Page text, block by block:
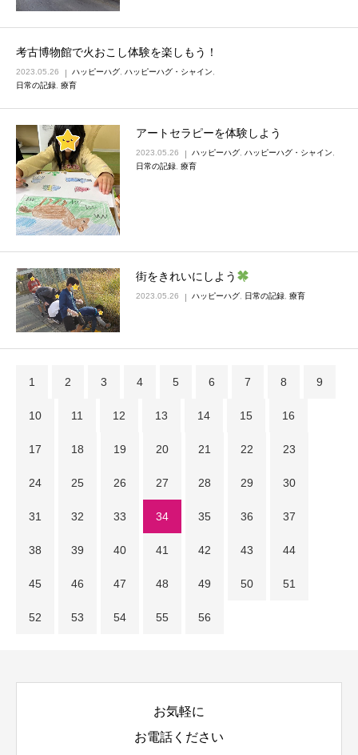
考古博物館で火おこし体験を楽しもう！
2023.05.26 ハッピーハグ, ハッピーハグ・シャイン,
日常の記録, 療育
アートセラピーを体験しよう
2023.05.26 ハッピーハグ, ハッピーハグ・シャイン,
日常の記録, 療育
街をきれいにしよう
2023.05.26 ハッピーハグ, 日常の記録, 療育
1 2 3 4 5 6 7 8 9
10 11 12 13 14 15 16
17 18 19 20 21 22 23
24 25 26 27 28 29 30
31 32 33 34 35 36 37
38 39 40 41 42 43 44
45 46 47 48 49 50 51
52 53 54 55 56
お気軽に
お電話ください